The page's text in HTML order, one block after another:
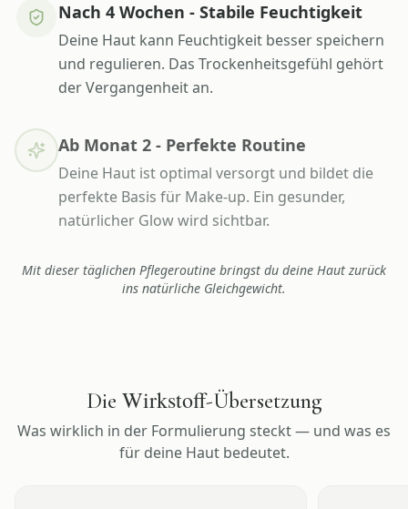
Nach 4 Wochen - Stabile Feuchtigkeit
Deine Haut kann Feuchtigkeit besser speichern
und regulieren. Das Trockenheitsgefühl gehört
der Vergangenheit an.
Ab Monat 2 - Perfekte Routine
Deine Haut ist optimal versorgt und bildet die
perfekte Basis für Make-up. Ein gesunder,
natürlicher Glow wird sichtbar.
Mit dieser täglichen Pflegeroutine bringst du deine Haut zurück
ins natürliche Gleichgewicht.
Die Wirkstoff-Übersetzung
Was wirklich in der Formulierung steckt — und was es
für deine Haut bedeutet.